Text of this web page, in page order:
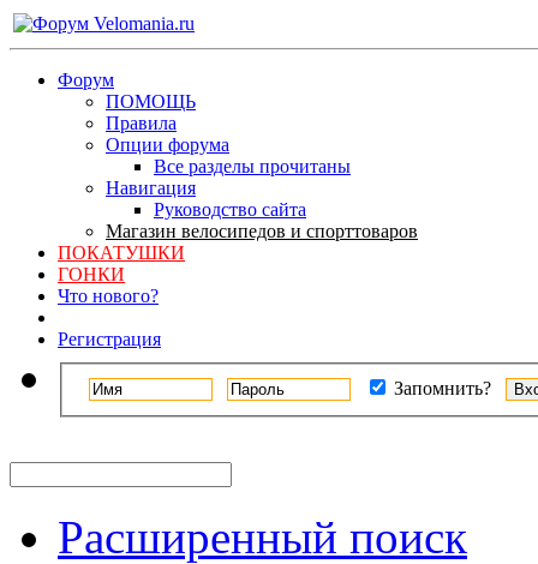
Форум
ПОМОЩЬ
Правила
Опции форума
Все разделы прочитаны
Навигация
Руководство сайта
Магазин велосипедов и спорттоваров
ПОКАТУШКИ
ГОНКИ
Что нового?
Регистрация
Запомнить?
Расширенный поиск